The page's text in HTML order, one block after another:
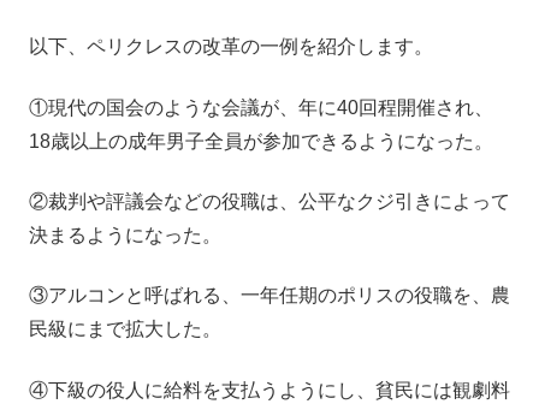
以下、ペリクレスの改革の一例を紹介します。
①現代の国会のような会議が、年に40回程開催され、
18歳以上の成年男子全員が参加できるようになった。
②裁判や評議会などの役職は、公平なクジ引きによって
決まるようになった。
③アルコンと呼ばれる、一年任期のポリスの役職を、農
民級にまで拡大した。
④下級の役人に給料を支払うようにし、貧民には観劇料